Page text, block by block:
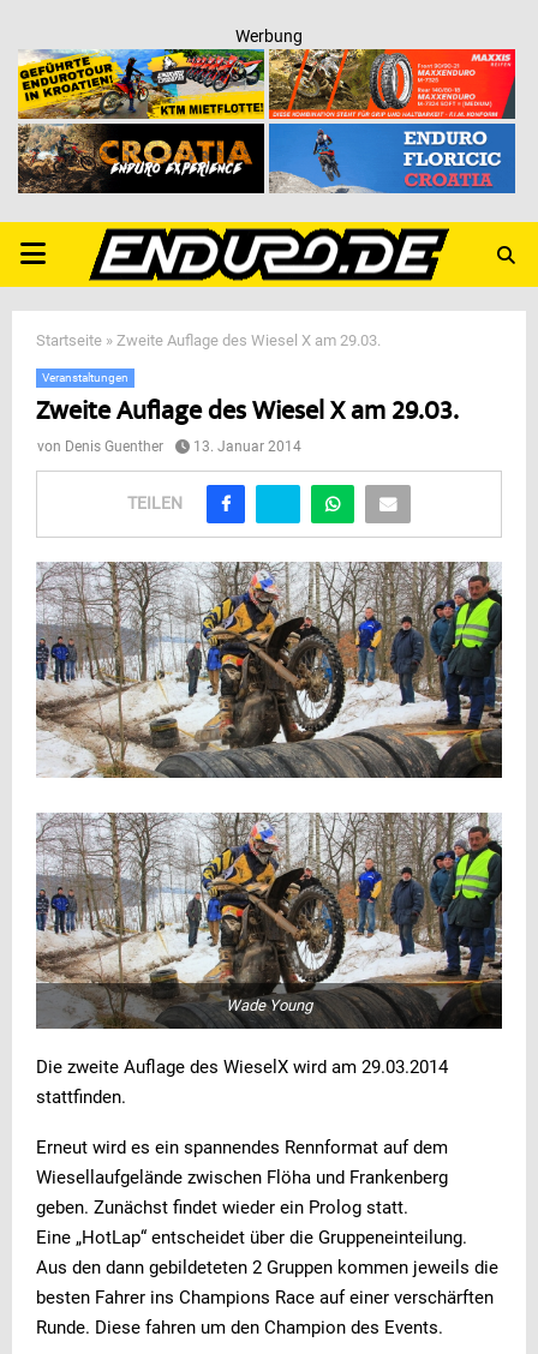
Werbung
PRIMARY
MENU
Startseite » Zweite Auflage des Wiesel X am 29.03.
Veranstaltungen
Zweite Auflage des Wiesel X am 29.03.
von Denis Guenther 13. Januar 2014
TEILEN
Wade Young
Die zweite Auflage des WieselX wird am 29.03.2014
stattfinden.
Erneut wird es ein spannendes Rennformat auf dem
Wiesellaufgelände zwischen Flöha und Frankenberg
geben. Zunächst findet wieder ein Prolog statt.
Eine „HotLap“ entscheidet über die Gruppeneinteilung.
Aus den dann gebildeteten 2 Gruppen kommen jeweils die
besten Fahrer ins Champions Race auf einer verschärften
Runde. Diese fahren um den Champion des Events.